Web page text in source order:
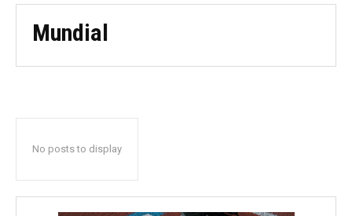
Mundial
No posts to display